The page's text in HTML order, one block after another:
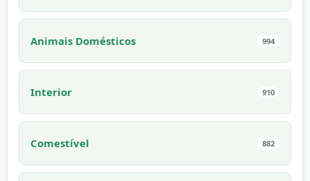
Animais Domésticos 994
Interior 910
Comestível 882